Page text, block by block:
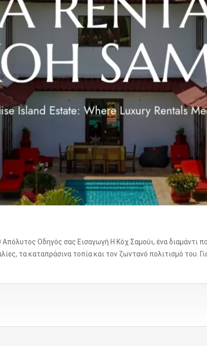
Οδηγός σας Εισαγωγή Η Κόχ Σαμούι, ένα διαμάντι
τα καταπράσινα τοπία και τον ζωντανό πολιτισμό του.